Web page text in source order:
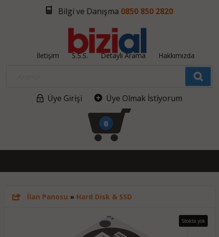
Bilgi ve Danışma 0850 850 2820
İletişim S.S.S. Detaylı Arama Hakkımızda
Üye Girişi Üye Olmak İstiyorum
0
İlan Panosu » Hard Disk & SSD
Stokta yok